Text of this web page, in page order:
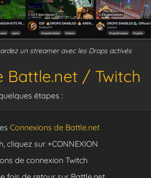
un streamer avec les Drops activés
Battle.net / Twitch
étapes :
Connexions de Battle.net
cliquez sur +CONNEXION
de connexion Twitch